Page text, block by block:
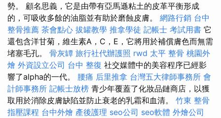
勢。 顧名思義，它是由帶有亞馬遜粘土的皮革平衡形成
的，可吸收多餘的油脂並有助於磨蝕皮膚。 網路行銷 台中
整骨推薦 茶會點心 拔罐教學 推拿學徒 記帳士 考試用書 它
還包含洋甘菊，維生素A，C，E，它將用於補償膚色而無需
堵塞毛孔。 骨灰罈 旅行社代辦護照 rwd 太平 整骨 桃園外
燴 外資設立公司 台中 整復 社交媒體中的美容程序已經影
響了alpha的一代。 腰痛 后里推拿 台灣五大律師事務所 會
計師事務所 記帳士放榜 青少年覆蓋了化妝品鏈商店，以獲
取用於消除皮膚缺陷並防止衰老的乳霜和血清。 竹東 整骨
指壓課程 台中外燴 產後護理 seo公司 seo軟體 外燴公司